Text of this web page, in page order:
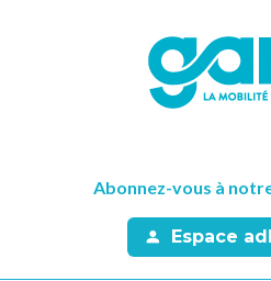
Abonnez-vous à
Espace